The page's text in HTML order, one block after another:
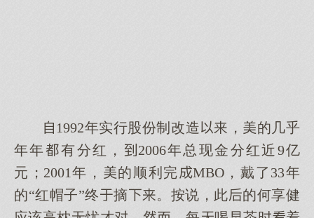
1992年实行股份制改造，的几乎
年年有分红，2006年总现金分红近9亿
元；2001年，的顺利完MBO，戴了33年
的“红帽子”终摘。按说，此的何享健